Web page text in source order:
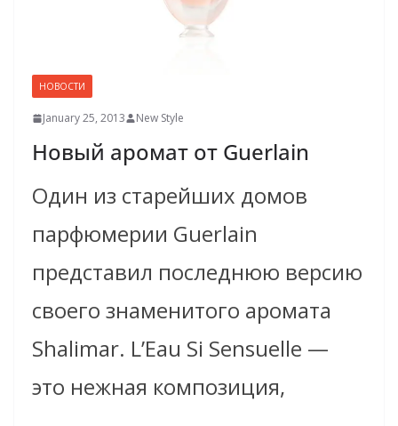
НОВОСТИ
January 25, 2013 New Style
Новый аромат от Guerlain
Один из старейших домов
парфюмерии Guerlain
представил последнюю версию
своего знаменитого аромата
Shalimar. L’Eau Si Sensuelle —
это нежная композиция,